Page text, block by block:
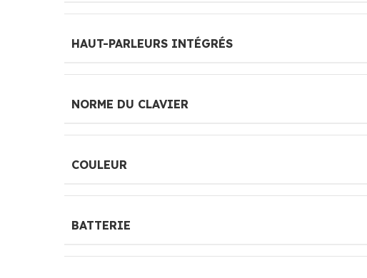
HAUT-PARLEURS INTÉGRÉS
NORME DU CLAVIER
COULEUR
BATTERIE